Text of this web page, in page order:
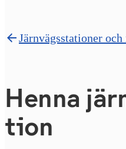
Järnvägsstationer
Henna
tion